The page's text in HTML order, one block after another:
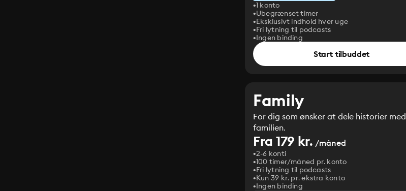
1 konto
Ubegrænset timer
Eksklusivt indhold hver uge
Fri lytning til podcasts
Ingen binding
Start tilbuddet
Family
For dig som ønsker at dele historier med
familien.
Fra 179 kr. /måned
2-6 konti
100 timer/måned pr. konto
Fri lytning til podcasts
Kun 39 kr. pr. ekstra konto
Ingen binding